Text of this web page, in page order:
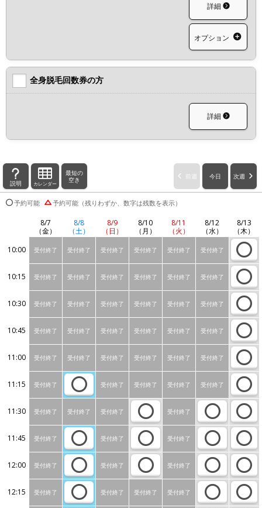
詳細
オプション
全身脱毛回数券の方
詳細
説明 カレンダー
最短の
空き
前週 今日 次週
予約可能 予約可能（残りわずか、数字は残数を表示）
8/7
（金）
8/8
（土）
8/9
（日）
8/10
（月）
8/11
（火）
8/12
（水）
8/13
（木）
10:00
受付終了 受付終了 受付終了 受付終了 受付終了 受付終了
10:15 受付終了 受付終了 受付終了 受付終了 受付終了 受付終了
10:30 受付終了 受付終了 受付終了 受付終了 受付終了 受付終了
10:45 受付終了 受付終了 受付終了 受付終了 受付終了 受付終了
11:00 受付終了 受付終了 受付終了 受付終了 受付終了 受付終了
11:15 受付終了 受付終了 受付終了 受付終了 受付終了
11:30 受付終了 受付終了 受付終了 受付終了
11:45 受付終了 受付終了 受付終了
12:00 受付終了 受付終了 受付終了
12:15 受付終了 受付終了 受付終了 受付終了